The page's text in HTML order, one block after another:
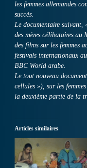
les femmes allemandes
succès.
Le documentaire suivant,
des mères célibataires au
des films sur les femmes
festivals internationaux
BBC World arabe.
Le tout nouveau
cellules »), sur les
la deuxième partie de la
Articles similaires